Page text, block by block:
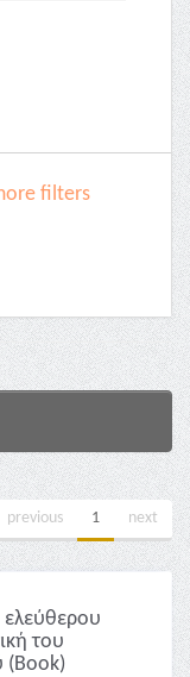
filters
previous 1 next
του
(Book)